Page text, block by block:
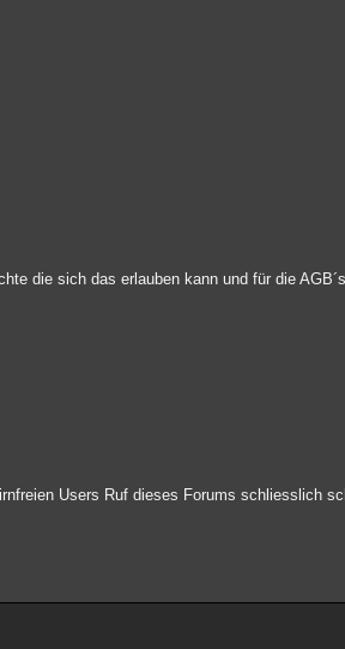
die sich das erlauben kann und für die
Users Ruf dieses Forums schliesslich